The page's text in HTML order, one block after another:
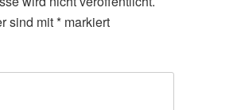
sind mit* markiert